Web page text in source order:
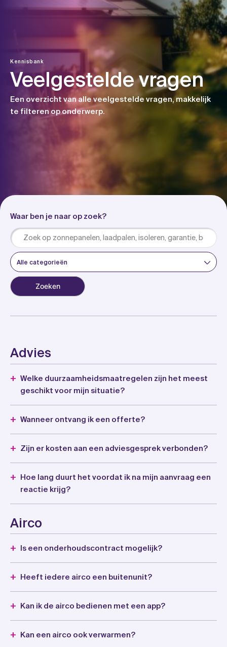
Kennisbank
Veelgestelde vragen
Een overzicht van alle veelgestelde vragen, makkelijk
te filteren op onderwerp.
Waar ben je naar op zoek?
Alle categorieën
Advies
Welke duurzaamheidsmaatregelen zijn het meest
geschikt voor mijn situatie?
Wanneer ontvang ik een offerte?
Zijn er kosten aan een adviesgesprek verbonden?
Hoe lang duurt het voordat ik na mijn aanvraag een
reactie krijg?
Airco
Is een onderhoudscontract mogelijk?
Heeft iedere airco een buitenunit?
Kan ik de airco bedienen met een app?
Kan een airco ook verwarmen?